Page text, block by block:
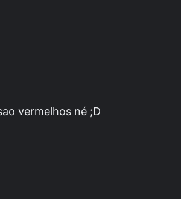
vermelhos né ;D